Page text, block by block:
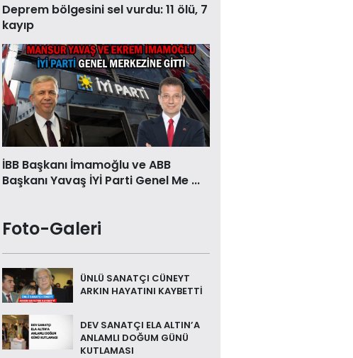
Deprem bölgesini sel vurdu: 11 ölü, 7
kayıp
İBB Başkanı İmamoğlu ve ABB
Başkanı Yavaş İYİ Parti Genel Me ...
Foto-Galeri
ÜNLÜ SANATÇI CÜNEYT
ARKIN HAYATINI KAYBETTİ
DEV SANATÇI ELA ALTIN’A
ANLAMLI DOĞUM GÜNÜ
KUTLAMASI